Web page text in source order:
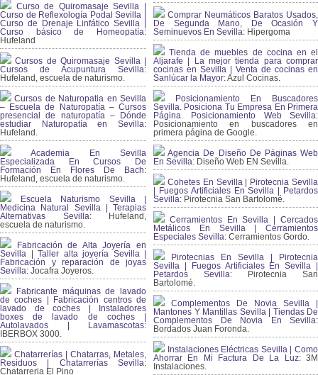
Curso de Quiromasaje Sevilla |
Curso de Reflexología Podal Sevilla |
Curso de Drenaje Linfático Sevilla |
Curso básico de Homeopatía:
Hufeland
Cursos de Quiromasaje Sevilla |
Cursos de Acupuntura Sevilla:
Hufeland, escuela de naturismo.
Cursos de Naturopatia en Sevilla
– Escuela de Naturopatía – Cursos
presencial de naturopatía – Dónde
estudiar Naturopatía en Sevilla:
Hufeland.
Academia En Sevilla
Especializada En Cursos De
Formación En Flores De Bach:
Hufeland, escuela de naturismo.
Escuela Naturismo Sevilla |
Medicina Natural Sevilla | Terapias
Alternativas Sevilla: Hufeland,
escuela de naturismo.
Fabricación de Alta Joyería en
Sevilla | Taller alta joyería Sevilla |
Fabricación y reparación de joyas
Sevilla: Jocafra Joyeros.
Fabricante máquinas de lavado
de coches | Fabricación centros de
lavado de coches | Instaladores
boxes de lavado de coches |
Autolavados | Lavamascotas:
IBERBOX 3000.
Chatarrerías | Chatarras, Metales,
Residuos | Chatarrerías Sevilla:
Chatarreria El Pino
Comprar Neumáticos Baratos Usados,
De Segunda Mano, De Ocasión Y
Seminuevos En Sevilla: Hipergoma
Tienda de muebles de cocina en el
Aljarafe | La mejor tienda para comprar
cocinas en Sevilla | Venta de cocinas en
Sanlúcar la Mayor:Azul Cocinas.
Posicionamiento En Buscadores
Sevilla. Posiciona Tu Empresa En Primera
Página. Posicionamiento Web Sevilla:
Posicionamiento en buscadores en
primera página de Google.
Agencia De Diseño De Páginas Web
En Sevilla: Diseño Web EN Sevilla.
Cohetes En Sevilla | Pirotecnia Sevilla
| Fuegos Artificiales En Sevilla | Petardos
Sevilla: Pirotecnia San Bartolomé.
Cerramientos En Sevilla | Cercados
Metálicos En Sevilla | Cerramientos
Especiales Sevilla: Cerramientos Gordo.
Pirotecnias En Sevilla | Pirotecnia
Sevilla | Fuegos Artificiales En Sevilla |
Petardos Sevilla: Pirotecnia San
Bartolomé.
Complementos De Novia Sevilla |
Mantones Y Mantillas Sevilla | Tiendas De
Complementos De Novia En Sevilla:
Bordados Juan Foronda.
Instalaciones Eléctricas Sevilla | Como
Ahorrar En Mi Factura De La Luz:3M
Instalaciones.